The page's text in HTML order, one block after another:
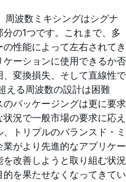
周波数ミキシングはシグナ
の1つです。これまで、多
性能によって左右されてき
ーションに使用できるか否
変換損失、そして直線性で
える周波数の設計は困難
パッケージングは更に要求
況で一般市場の要求に応え
トリプルのバランスド・ミ
がより先進的なアプリケー
改善しようと取り組む状況
を果たせなくなってきてい